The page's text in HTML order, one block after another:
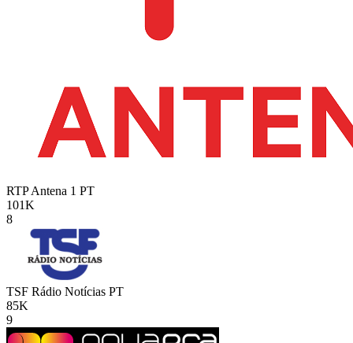
RTP Antena 1 PT
101K
8
TSF Rádio Notícias PT
85K
9